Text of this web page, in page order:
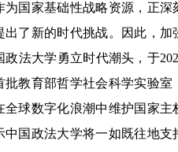
家基础性战略资源，正深
了新的时代挑战。因此，加
法大学勇立时代潮头，于
教育部哲学社会科学实验室
球数字化浪潮中维护国家主
国政法大学将一如既往地支